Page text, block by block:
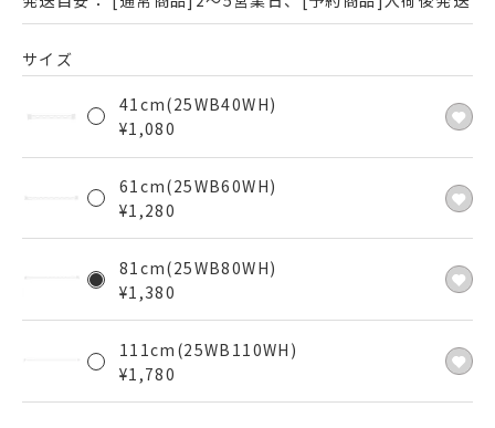
サイズ
41cm(25WB40WH)
¥1,080
61cm(25WB60WH)
¥1,280
81cm(25WB80WH)
¥1,380
111cm(25WB110WH)
¥1,780